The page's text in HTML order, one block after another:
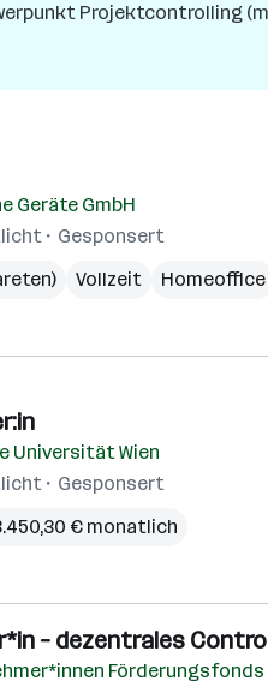
Projektcontrolling
Geräte GmbH
Gesponsert
Vollzeit Homeoffice
Universität Wien
Gesponsert
€ monatlich
– dezentrales
Förderungsfonds